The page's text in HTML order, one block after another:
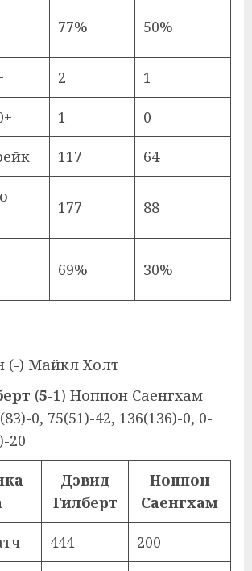
77% 50%
2 1
1 0
117 64
177 88
69% 30%
(-) Майкл Холт
(5-1) Ноппон Саенгхам
0, 75(51)-42, 136(136)-0, 0-
20
Дэвид
Гилберт
Ноппон
Саенгхам
444 200